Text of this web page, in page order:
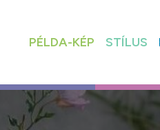
PÉLDA-KÉP STÍLUS